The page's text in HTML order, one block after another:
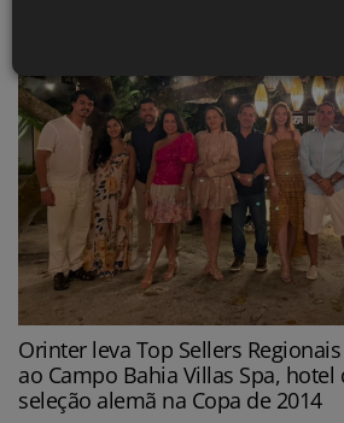
Orinter leva Top Sellers
ao Campo Bahia Villas Spa,
seleção alemã na Copa de 2014